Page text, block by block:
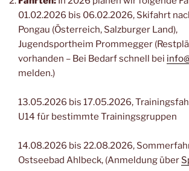
01.02.2026 bis 06.02.2026, Skifahrt
Pongau (Österreich, Salzburger Land),
Jugendsportheim Prommegger
vorhanden – Bei Bedarf schnell bei
melden.)
13.05.2026 bis 17.05.2026,
U14 für bestimmte Trainingsgruppen
14.08.2026 bis 22.08.2026,
Ostseebad Ahlbeck, (Anmeldung über